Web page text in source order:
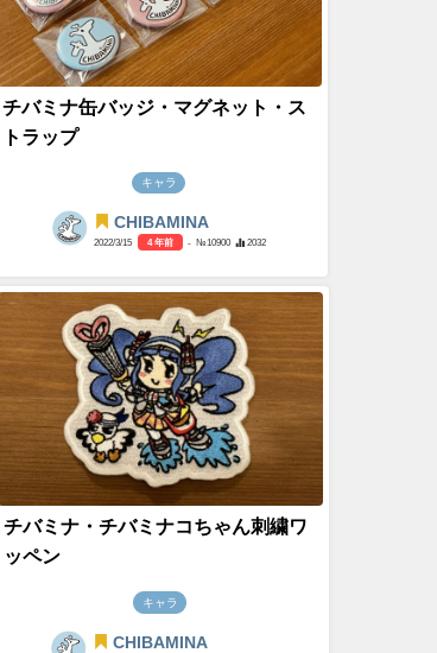
チバミナ缶バッジ・マグネット・ス
トラップ
キャラ
CHIBAMINA
2022/3/15 4 年前 - №10900 2032
チバミナ・チバミナコちゃん刺繍ワ
ッペン
キャラ
CHIBAMINA